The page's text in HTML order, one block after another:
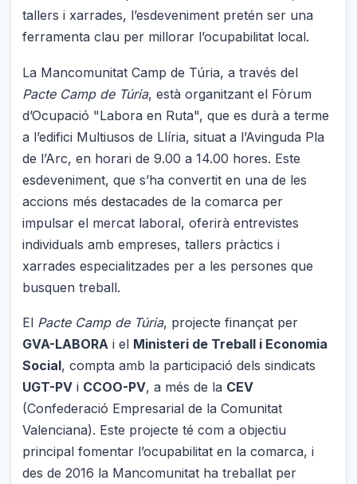
tallers i xarrades, l’esdeveniment pretén ser una
ferramenta clau per millorar l’ocupabilitat local.
La Mancomunitat Camp de Túria, a través del
Pacte Camp de Túria, està organitzant el Fòrum
d’Ocupació "Labora en Ruta", que es durà a terme
a l’edifici Multiusos de Llíria, situat a l’Avinguda Pla
de l’Arc, en horari de 9.00 a 14.00 hores. Este
esdeveniment, que s’ha convertit en una de les
accions més destacades de la comarca per
impulsar el mercat laboral, oferirà entrevistes
individuals amb empreses, tallers pràctics i
xarrades especialitzades per a les persones que
busquen treball.
El Pacte Camp de Túria, projecte finançat per
GVA-LABORA i el Ministeri de Treball i Economia
Social, compta amb la participació dels sindicats
UGT-PV i CCOO-PV, a més de la CEV
(Confederació Empresarial de la Comunitat
Valenciana). Este projecte té com a objectiu
principal fomentar l’ocupabilitat en la comarca, i
des de 2016 la Mancomunitat ha treballat per